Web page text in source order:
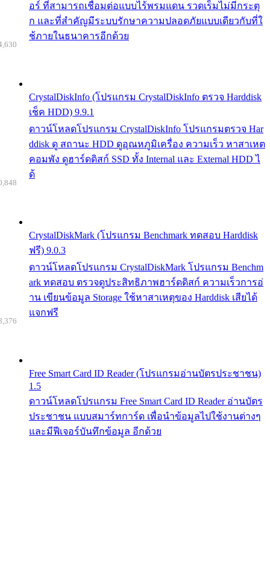
อร์ ที่สามารถเชื่อมต่อแบบไร้พรมแดน รวดเร็มไม่มีกระตุ
ก และที่สำคัญมีระบบรักษาความปลอดภัยแบบเดียวกับที่ใ
ช้ภายในธนาคารอีกด้วย
CrystalDiskInfo (โปรแกรม CrystalDiskInfo ตรวจ Harddisk
เช็ค HDD) 9.9.1
ดาวน์โหลดโปรแกรม CrystalDiskInfo โปรแกรมตรวจ Har
ddisk ดู สถานะ HDD ดูอุณหภูมิเครื่อง ความเร็ว หาสาเหต
คอมพัง ดูฮาร์ดดิสก์ SSD ทั้ง Internal และ External HDD ไ
ด้
CrystalDiskMark (โปรแกรม Benchmark ทดสอบ Harddisk
ฟรี) 9.0.3
ดาวน์โหลดโปรแกรม CrystalDiskMark โปรแกรม Benchm
ark ทดสอบ ตรวจดูประสิทธิภาพฮาร์ดดิสก์ ความเร็วการอ่
าน เขียนข้อมูล Storage ใช้หาสาเหตุของ Harddisk เสียได้
แจกฟรี
Free Smart Card ID Reader (โปรแกรมอ่านบัตรประชาชน)
1.5
ดาวน์โหลดโปรแกรม Free Smart Card ID Reader อ่านบัตร
ประชาชน แบบสมาร์ทการ์ด เพื่อนำข้อมูลไปใช้งานต่างๆ
และมีฟีเจอร์บันทึกข้อมูล อีกด้วย